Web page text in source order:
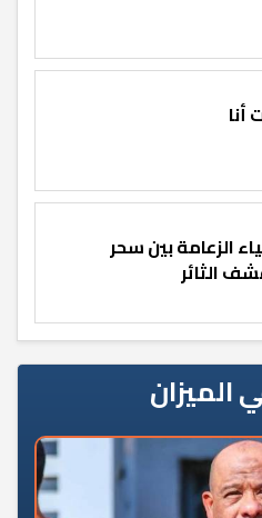
الزعامة بين سحر
الثائر
الميزان